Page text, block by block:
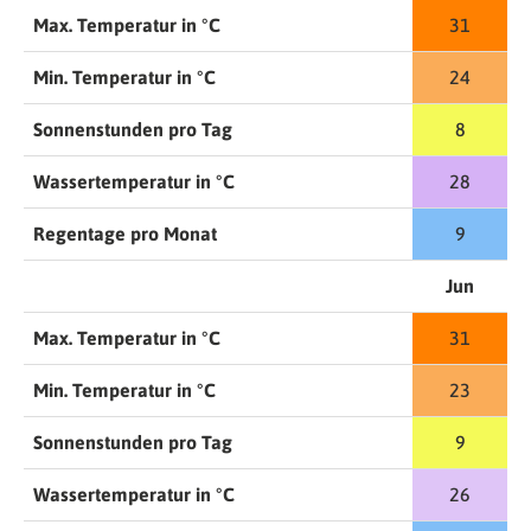
Max. Temperatur in °C 31
Min. Temperatur in °C 24
Sonnenstunden pro Tag 8
Wassertemperatur in °C 28
Regentage pro Monat 9
Jun
Max. Temperatur in °C 31
Min. Temperatur in °C 23
Sonnenstunden pro Tag 9
Wassertemperatur in °C 26